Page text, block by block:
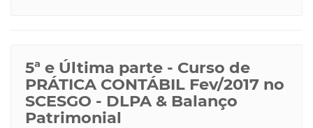
5ª e Última parte - Curso de
PRÁTICA CONTÁBIL Fev/2017 no
SCESGO - DLPA & Balanço
Patrimonial